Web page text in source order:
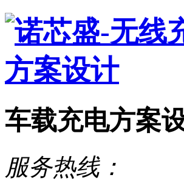
车载充电方案
服务热线：